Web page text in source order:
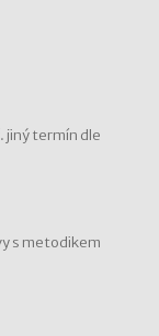
jiný termín dle
s metodikem